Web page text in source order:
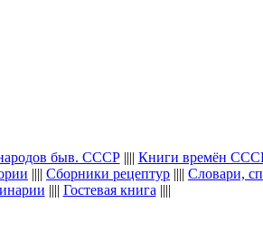
быв. СССР|||| Книги времён
|||| Сборники рецептур |||| Словари,
|||| Гостевая книга ||||